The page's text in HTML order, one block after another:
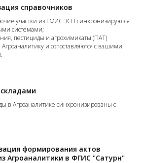
справочников
участки из ЕФИС ЗСН синхронизируются
системами;
пестициды и агрохимикаты (ПАТ)
Агроаналитику и сопоставляются с вашими
в Агроаналитике синхронизированы с
формирования актов
Агроаналитики в ФГИС "Сатурн"